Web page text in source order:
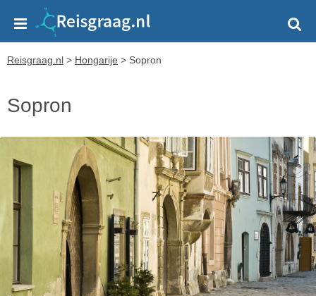
Reisgraag.nl > Hongarije > Sopron
Sopron